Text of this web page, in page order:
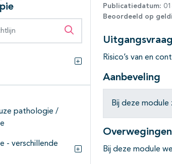
Zoeken binnen deze
Alles openklappen
pathologie /
- verschillende
Publicatiedatum:
Beoordeeld op
Uitgangsvraag
Risico’s van en
Aanbeveling
Bij deze module
Overwegingen
Bij deze module